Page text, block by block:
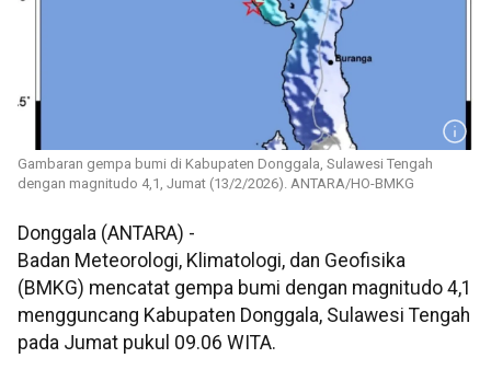
Gambaran gempa bumi di Kabupaten Donggala, Sulawesi Tengah
dengan magnitudo 4,1, Jumat (13/2/2026). ANTARA/HO-BMKG
Donggala (ANTARA) -
Badan Meteorologi, Klimatologi, dan Geofisika
(BMKG) mencatat gempa bumi dengan magnitudo 4,1
mengguncang Kabupaten Donggala, Sulawesi Tengah
pada Jumat pukul 09.06 WITA.